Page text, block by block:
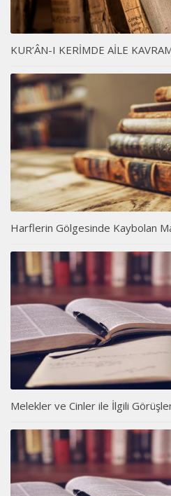
KUR’ÂN-I KERİMDE AİLE
Harflerin Gölgesinde Kaybolan
Melekler ve Cinler ile İlgili